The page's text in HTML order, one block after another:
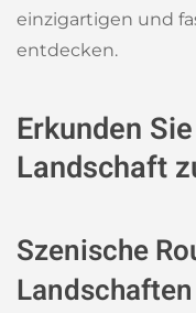
einzigartigen und
entdecken.
Erkunden
Landschaft
Szenische
Landschaften